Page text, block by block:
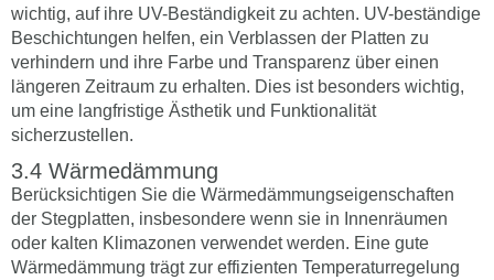
wichtig, auf ihre UV-Beständigkeit zu achten. UV-beständige
Beschichtungen helfen, ein Verblassen der Platten zu
verhindern und ihre Farbe und Transparenz über einen
längeren Zeitraum zu erhalten. Dies ist besonders wichtig,
um eine langfristige Ästhetik und Funktionalität
sicherzustellen.
Wärmedämmung
Berücksichtigen Sie die Wärmedämmungseigenschaften
der Stegplatten, insbesondere wenn sie in Innenräumen
oder kalten Klimazonen verwendet werden. Eine gute
Wärmedämmung trägt zur effizienten Temperaturregelung